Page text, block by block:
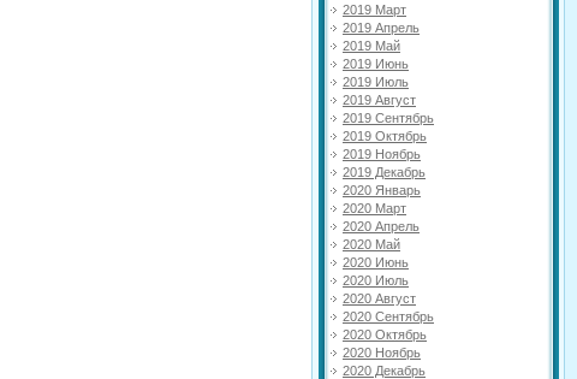
2019 Март
2019 Апрель
2019 Май
2019 Июнь
2019 Июль
2019 Август
2019 Сентябрь
2019 Октябрь
2019 Ноябрь
2019 Декабрь
2020 Январь
2020 Март
2020 Апрель
2020 Май
2020 Июнь
2020 Июль
2020 Август
2020 Сентябрь
2020 Октябрь
2020 Ноябрь
2020 Декабрь